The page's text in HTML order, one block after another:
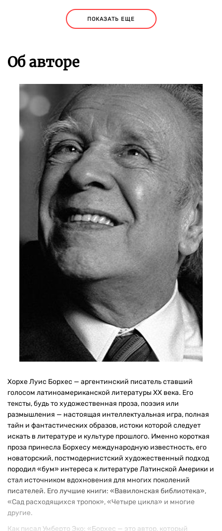
ПОКАЗАТЬ ЕЩЕ
Об авторе
Хорхе Луис Борхес — аргентинский писатель ставший
голосом латиноамериканской литературы XX века. Его
тексты, будь то художественная проза, поэзия или
размышления — настоящая интеллектуальная игра, полная
тайн и фантастических образов, истоки которой следует
искать в литературе и культуре прошлого. Именно короткая
проза принесла Борхесу международную известность, его
новаторский, постмодернистский художественный подход
породил «бум» интереса к литературе Латинской Америки и
стал источником вдохновения для многих поколений
писателей. Его лучшие книги: «Вавилонская библиотека»,
«Сад расходящихся тропок», «Четыре цикла» и многие
другие.
Как писал Умберто Эко: «Борхес — это автор, который